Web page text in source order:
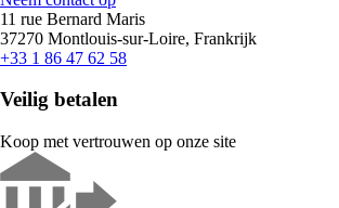
11 rue Bernard Maris
37270 Montlouis-sur-Loire, Frankrijk
+33 1 86 47 62 58
Veilig betalen
Koop met vertrouwen op onze site